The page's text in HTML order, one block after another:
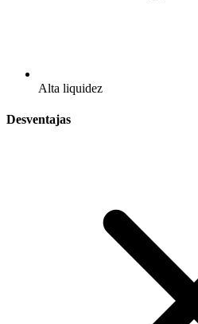
Alta liquidez
Desventajas